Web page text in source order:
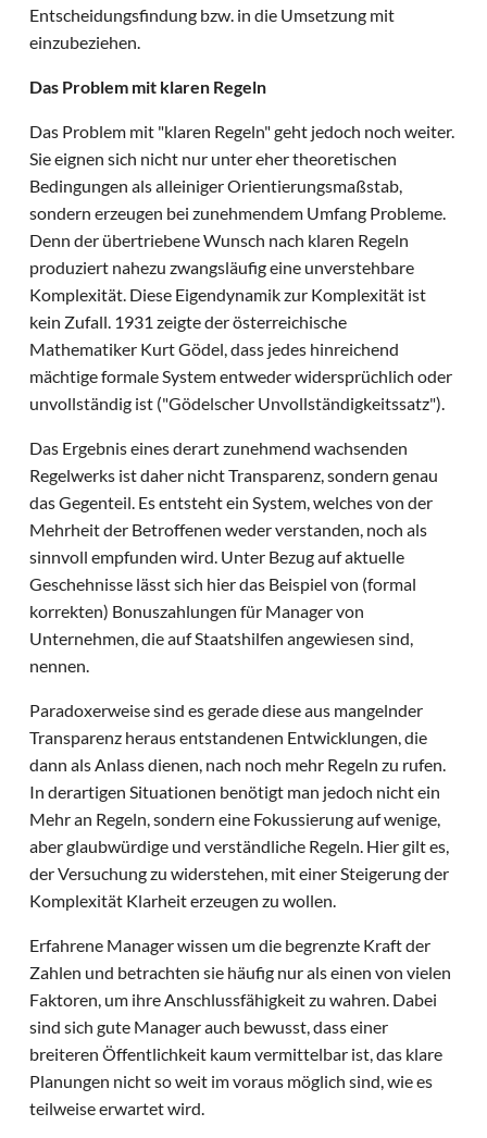
Entscheidungsfindung bzw. in die Umsetzung mit
einzubeziehen.
Das Problem mit klaren Regeln
Das Problem mit "klaren Regeln" geht jedoch noch weiter.
Sie eignen sich nicht nur unter eher theoretischen
Bedingungen als alleiniger Orientierungsmaßstab,
sondern erzeugen bei zunehmendem Umfang Probleme.
Denn der übertriebene Wunsch nach klaren Regeln
produziert nahezu zwangsläufig eine unverstehbare
Komplexität. Diese Eigendynamik zur Komplexität ist
kein Zufall. 1931 zeigte der österreichische
Mathematiker Kurt Gödel, dass jedes hinreichend
mächtige formale System entweder widersprüchlich oder
unvollständig ist ("Gödelscher Unvollständigkeitssatz").
Das Ergebnis eines derart zunehmend wachsenden
Regelwerks ist daher nicht Transparenz, sondern genau
das Gegenteil. Es entsteht ein System, welches von der
Mehrheit der Betroffenen weder verstanden, noch als
sinnvoll empfunden wird. Unter Bezug auf aktuelle
Geschehnisse lässt sich hier das Beispiel von (formal
korrekten) Bonuszahlungen für Manager von
Unternehmen, die auf Staatshilfen angewiesen sind,
nennen.
Paradoxerweise sind es gerade diese aus mangelnder
Transparenz heraus entstandenen Entwicklungen, die
dann als Anlass dienen, nach noch mehr Regeln zu rufen.
In derartigen Situationen benötigt man jedoch nicht ein
Mehr an Regeln, sondern eine Fokussierung auf wenige,
aber glaubwürdige und verständliche Regeln. Hier gilt es,
der Versuchung zu widerstehen, mit einer Steigerung der
Komplexität Klarheit erzeugen zu wollen.
Erfahrene Manager wissen um die begrenzte Kraft der
Zahlen und betrachten sie häufig nur als einen von vielen
Faktoren, um ihre Anschlussfähigkeit zu wahren. Dabei
sind sich gute Manager auch bewusst, dass einer
breiteren Öffentlichkeit kaum vermittelbar ist, das klare
Planungen nicht so weit im voraus möglich sind, wie es
teilweise erwartet wird.